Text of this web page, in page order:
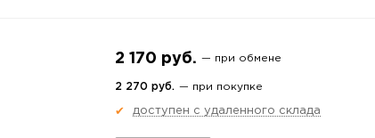
2 170 руб. — при обмене
2 270 руб. — при покупке
✔ доступен с удаленного склада